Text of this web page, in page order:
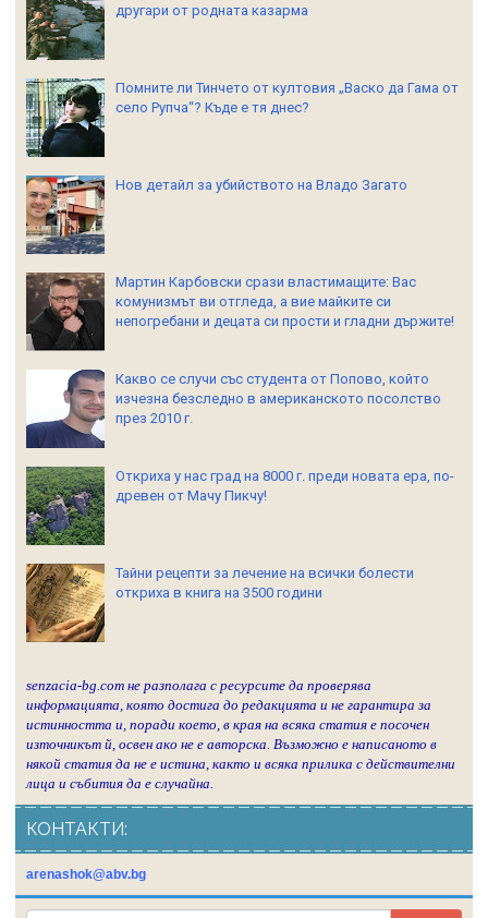
другари от родната казарма
Помните ли Тинчето от култовия „Васко да Гама от
село Рупча“? Къде е тя днес?
Нов детайл за убийството на Владо Загато
Мартин Карбовски срази властимащите: Вас
комунизмът ви отгледа, а вие майките си
непогребани и децата си прости и гладни държите!
Какво се случи със студента от Попово, който
изчезна безследно в американското посолство
през 2010 г.
Откриха у нас град на 8000 г. преди новата ера, по-
древен от Мачу Пикчу!
Тайни рецепти за лечение на всички болести
откриха в книга на 3500 години
senzacia-bg.com не разполага с ресурсите да проверява
информацията, която достига до редакцията и не гарантира за
истинността и, поради което, в края на всяка статия е посочен
източникът й, освен ако не е авторска. Възможно е написаното в
някой статия да не е истина, както и всяка прилика с действителни
лица и събития да е случайна.
КОНТАКТИ:
arenashok@abv.bg